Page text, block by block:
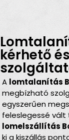
kérhető
A lomtalanítás
megbízható
egyszerűen
feleslegessé vált
lomelszállítás
ki a kiszállás